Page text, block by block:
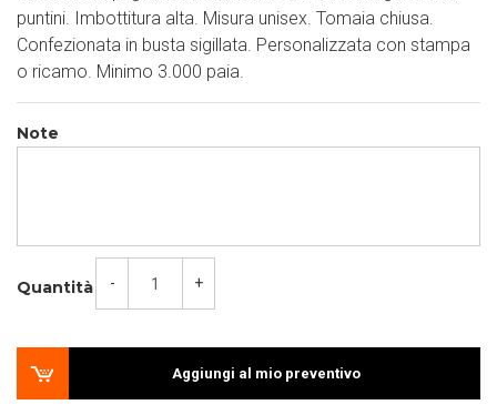
puntini. Imbottitura alta. Misura unisex. Tomaia chiusa.
Confezionata in busta sigillata. Personalizzata con stampa
o ricamo. Minimo 3.000 paia.
Note
Quantità - +
Aggiungi al mio preventivo